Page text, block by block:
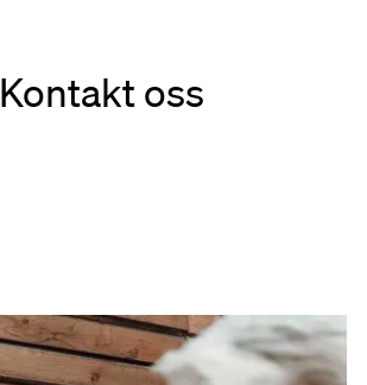
Kontakt oss